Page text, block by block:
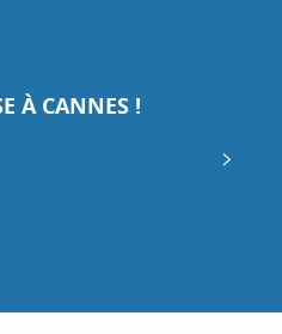
À CANNES !
des cultivateurs dont les